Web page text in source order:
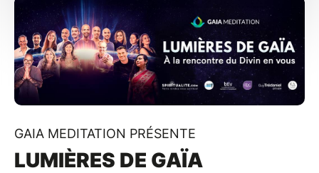
GAIA MEDITATION PRÉSENTE
LUMIÈRES DE GAÏA